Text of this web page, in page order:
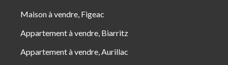
Maison à vendre, Figeac
Appartement à vendre, Biarritz
Appartement à vendre, Aurillac